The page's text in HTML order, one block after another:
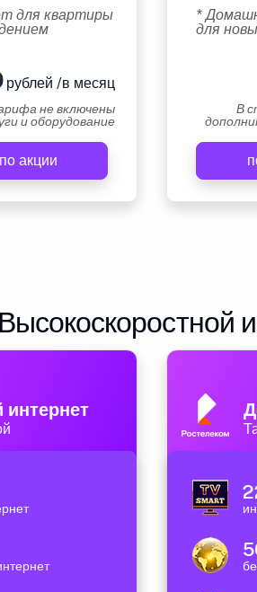
для квартиры
рублей /в месяц
не включены
и оборудование
акции
*
для
В
Высокоскоростной